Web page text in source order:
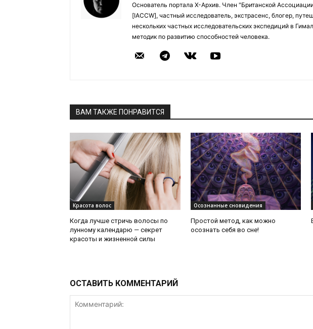
Основатель портала Х-Архив. Член "Британской
[IACCW], частный исследователь, экстрасенс, блогер,
нескольких частных исследовательских экспедиций в
методик по развитию способностей человека.
ВАМ ТАКЖЕ ПОНРАВИТСЯ
Красота волос
Когда лучше стричь волосы по
лунному календарю — секрет
красоты и жизненной силы
Осознанные сновидения
Простой метод, как можно
осознать себя во сне!
ОСТАВИТЬ КОММЕНТАРИЙ